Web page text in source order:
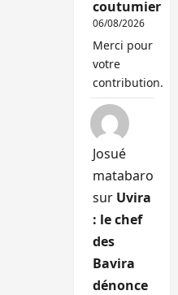
coutumier
06/08/2026
Merci pour
votre
contribution.
Josué
matabaro
sur Uvira
: le chef
des
Bavira
dénonce